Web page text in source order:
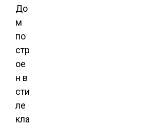
До
м
по
стр
ое
н в
сти
ле
кла